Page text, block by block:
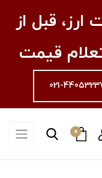
قبل از
قیمت
021-
0